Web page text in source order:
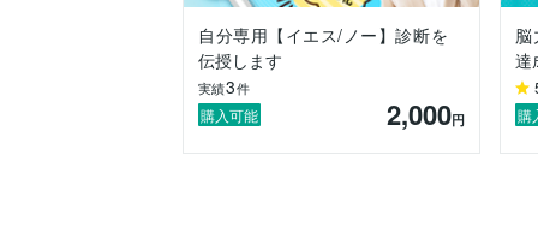
しかし、年々、クールビズ、カジュアル
ファストファッションの台頭により、
もう潮目が変わったと気づきました。
Windowsが登場したとき、
これからは、なにかしらパソコン、
インターネットに携われる仕事に着目し
自分専用【イエス/ノー】診断を
伝授します
実績3件
購入可能 2,000円
達
購